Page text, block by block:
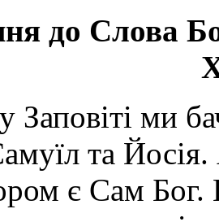
до Слова
Заповіті ми
та
є Сам Бог.